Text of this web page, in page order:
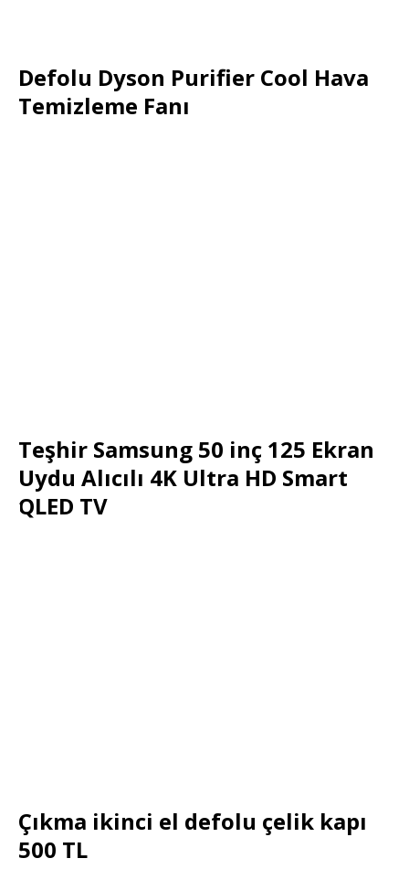
Defolu Dyson Purifier Cool Hava
Temizleme Fanı
Teşhir Samsung 50 inç 125 Ekran
Uydu Alıcılı 4K Ultra HD Smart
QLED TV
Çıkma ikinci el defolu çelik kapı
500 TL